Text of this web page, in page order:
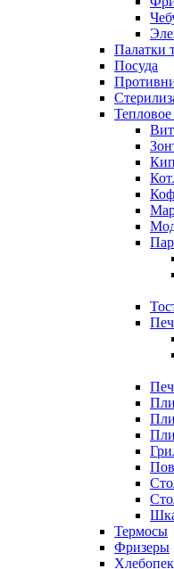
Палатки
Посуда
Термосы
Фризеры